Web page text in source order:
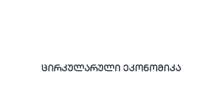
ცირკულარული ეკონომიკა